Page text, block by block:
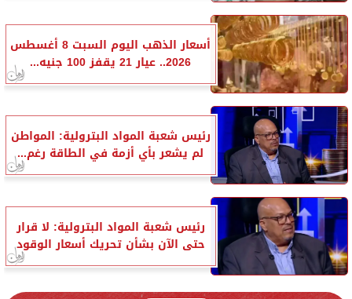
أسعار الذهب اليوم السبت 8 أغسطس
2026.. عيار 21 يقفز 100 جنيه...
رئيس شعبة المواد البترولية: المواطن
لم يشعر بأي أزمة في الطاقة رغم...
رئيس شعبة المواد البترولية: لا قرار
حتى الآن بشأن تحريك أسعار الوقود